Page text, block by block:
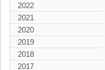
2022
2021
2020
2019
2018
2017